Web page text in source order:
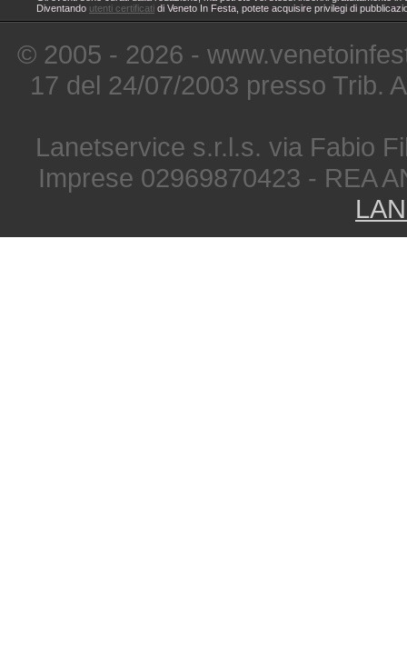
Diventando utenti certificati di Veneto In Festa, potete acquisire privilegi di
© 2005 - 2026 -
17 del 24/07/2003 presso Trib.
Lanetservice s.r.l.s. via Fabio
Imprese 02969870423 - REA